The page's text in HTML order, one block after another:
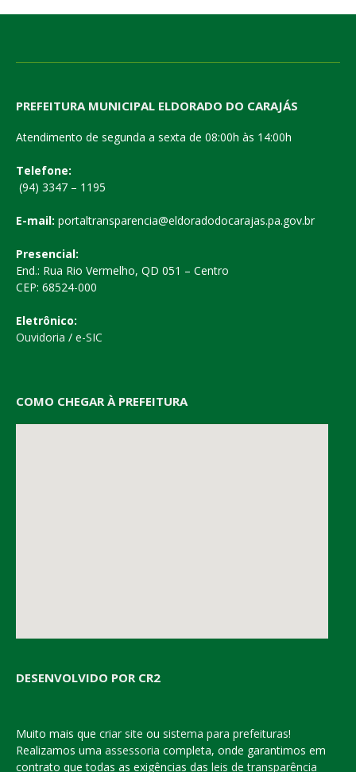
PREFEITURA MUNICIPAL ELDORADO DO CARAJÁS
Atendimento de segunda a sexta de 08:00h às 14:00h
Telefone:
(94) 3347 – 1195
E-mail: portaltransparencia@eldoradodocarajas.pa.gov.br
Presencial:
End.: Rua Rio Vermelho, QD 051 – Centro
CEP: 68524-000
Eletrônico:
Ouvidoria / e-SIC
COMO CHEGAR À PREFEITURA
DESENVOLVIDO POR CR2
Muito mais que criar site ou sistema para prefeituras!
Realizamos uma assessoria completa, onde garantimos em
contrato que todas as exigências das leis de transparência